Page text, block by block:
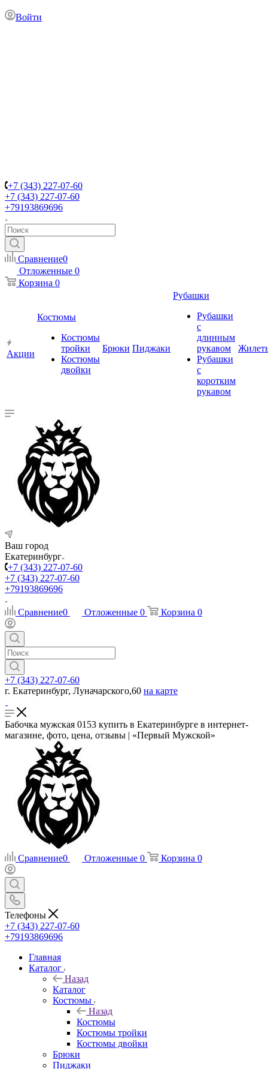
Войти
+7 (343) 227-07-60
+7 (343) 227-07-60
+79193869696
Сравнение0
Отложенные 0
Корзина 0
Акции
Костюмы
Костюмы
тройки
Костюмы
двойки
Брюки Пиджаки
Рубашки
Рубашки
с
длинным
рукавом
Рубашки
с
коротким
рукавом
Ваш город
Екатеринбург
+7 (343) 227-07-60
+7 (343) 227-07-60
+79193869696
Сравнение0 Отложенные 0 Корзина 0
+7 (343) 227-07-60
г. Екатеринбург, Луначарского,60 на карте
Бабочка мужская 0153 купить в Екатеринбурге в интернет-
магазине, фото, цена, отзывы | «Первый Мужской»
Сравнение0 Отложенные 0 Корзина 0
Телефоны
+7 (343) 227-07-60
+79193869696
Главная
Каталог
Назад
Каталог
Костюмы
Назад
Костюмы
Костюмы тройки
Костюмы двойки
Брюки
Пиджаки